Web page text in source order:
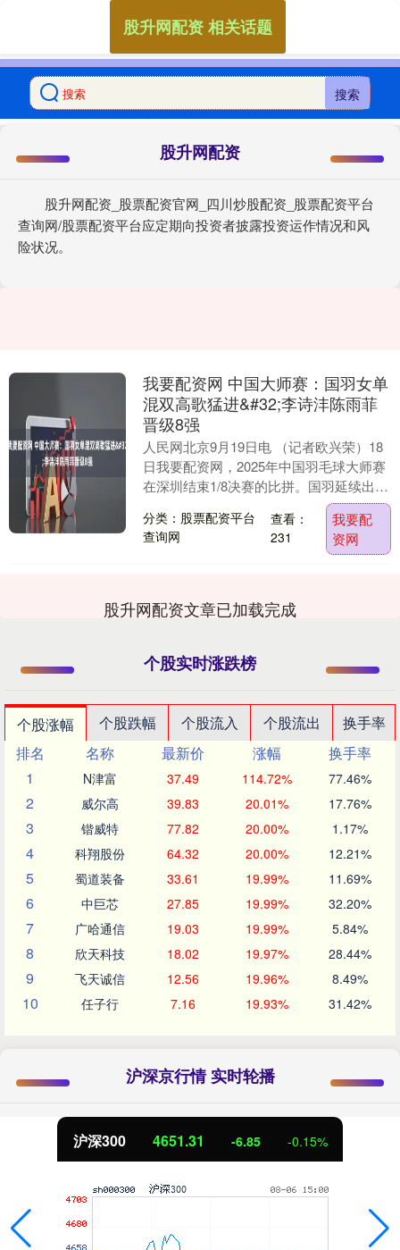
搜索
股升网配资
股升网配资_股票配资官网_四川炒股配资_股票配资平台
查询网/股票配资平台应定期向投资者披露投资运作情况和风
险状况。
股升网配资 相关话题
我要配资网 中国大师赛：国羽女单
混双高歌猛进&#32;李诗沣陈雨菲
晋级8强
人民网北京9月19日电 （记者欧兴荣）18
日我要配资网，2025年中国羽毛球大师赛
在深圳结束1/8决赛的比拼。国羽延续出色
的发挥我要配资网，取得11胜3负的战
绩....
分类：股票配资平台
查询网
查看：
231
我要配
资网
股升网配资文章已加载完成
个股实时涨跌榜
个股涨幅 个股跌幅 个股流入 个股流出
换手率
排名
名称 最新价 涨幅
换手率
1
N津富 37.49 114.72% 77.46%
2 威尔高 39.83 20.01% 17.76%
3 锴威特 77.82 20.00% 1.17%
4 科翔股份 64.32 20.00% 12.21%
5 蜀道装备 33.61 19.99% 11.69%
6 中巨芯 27.85 19.99% 32.20%
7 广哈通信 19.03 19.99% 5.84%
8 欣天科技 18.02 19.97% 28.44%
9 飞天诚信 12.56 19.96% 8.49%
10 任子行 7.16 19.93% 31.42%
沪深京行情 实时轮播
沪深300 4651.31 -6.85 -0.15%